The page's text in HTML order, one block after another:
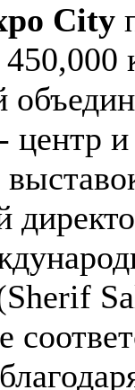
City
центр